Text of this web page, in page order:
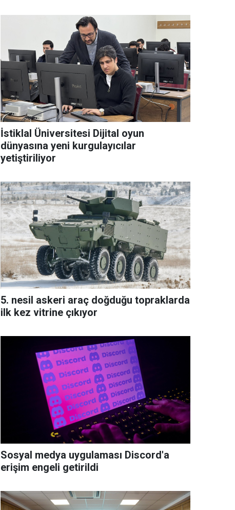
İstiklal Üniversitesi Dijital oyun
dünyasına yeni kurgulayıcılar
yetiştiriliyor
5. nesil askeri araç doğduğu topraklarda
ilk kez vitrine çıkıyor
Sosyal medya uygulaması Discord'a
erişim engeli getirildi